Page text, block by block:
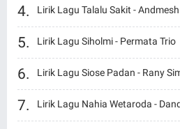
Lirik Lagu Talalu Sakit - Andmesh
Lirik Lagu Siholmi - Permata Trio
Lirik Lagu Siose Padan - Rany
Lirik Lagu Nahia Wetaroda -